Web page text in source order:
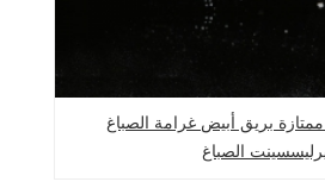
ممتازة بريق أبيض غرامة الصباغ
الصباغ